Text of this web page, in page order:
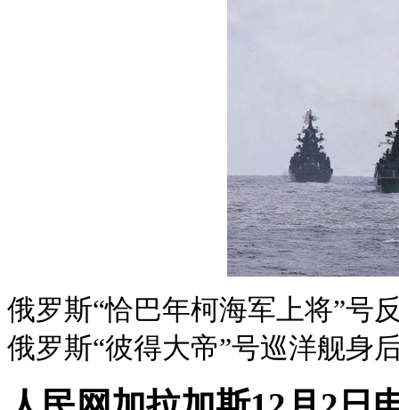
俄罗斯“恰巴年柯海军上将”号
俄罗斯“彼得大帝”号巡洋舰身